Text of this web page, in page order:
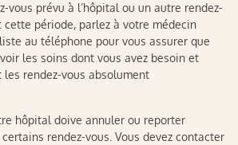
vous prévu à l’hôpital ou un autre rendez-
période, parlez à votre médecin
au téléphone pour vous assurer que
les soins dont vous avez besoin et
rendez-vous absolument
hôpital doive annuler ou reporter
rendez-vous. Vous devez contacter